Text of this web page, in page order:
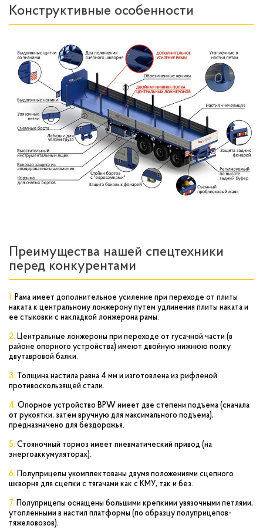
Конструктивные особенности
Преимущества нашей спецтехники
перед конкурентами
Рама имеет дополнительное усиление при переходе от плиты
наката к центральному лонжерону путем удлинения плиты наката и
ее стыковки с накладкой лонжерона рамы.
Центральные лонжероны при переходе от гусачной части (в
районе опорного устройства) имеют двойную нижнюю полку
двутавровой балки.
Толщина настила равна 4 мм и изготовлена из рифленой
противоскользящей стали.
Опорное устройство BPW имеет две степени подъема (сначала
от рукоятки, затем вручную для максимального подъема),
предназначено для бездорожья.
Стояночный тормоз имеет пневматический привод (на
энергоаккумуляторах).
Полуприцепы укомплектованы двумя положениями сцепного
шкворня для сцепки с тягачами как с КМУ, так и без.
Полуприцепы оснащены большими крепкими увязочными петлями,
утопленными в настил платформы (по образцу полуприцепов-
тяжеловозов).